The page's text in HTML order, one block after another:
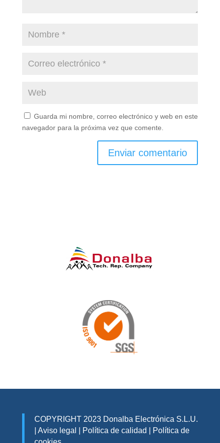
Guarda mi nombre, correo electrónico y web en este
navegador para la próxima vez que comente.
COPYRIGHT 2023 Donalba Electrónica S.L.U.
Aviso legal Política de calidad
Política de